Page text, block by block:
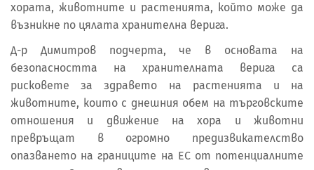
хората, животните и растенията, който може да
възникне по цялата хранителна верига.
Д-р Димитров подчерта, че в основата на
безопасността на хранителната верига са
рисковете за здравето на растенията и на
животните, които с днешния обем на търговските
отношения и движение на хора и животни
превръщат в огромно предизвикателство
опазването на границите на ЕС от потенциалните